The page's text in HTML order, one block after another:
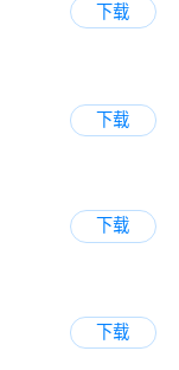
下载
下载
下载
下载